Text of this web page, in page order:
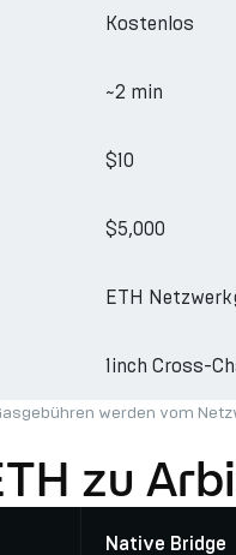
Kostenlos
~2 min
$10
$5,000
ETH
1inch Cross-
werden vom
zu
Native Bridge